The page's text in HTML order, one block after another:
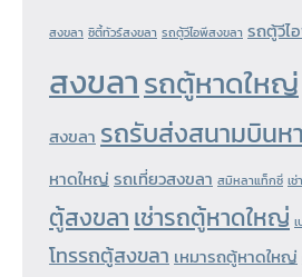
สงขลา ซิตี้ทัวร์สงขลา รถตู้วีไอพีสงขลา รถตู้วีไ
สงขลารถตู้หาดใหญ่
สงขลา รถรับส่งสนามบิน
หาดใหญ่ รถเที่ยวสงขลา สมิหลาแท็กซี่ เ
ตู้สงขลาเช่ารถตู้หาดใหญ่
โทรรถตู้สงขลา เหมารถตู้หาดใหญ่